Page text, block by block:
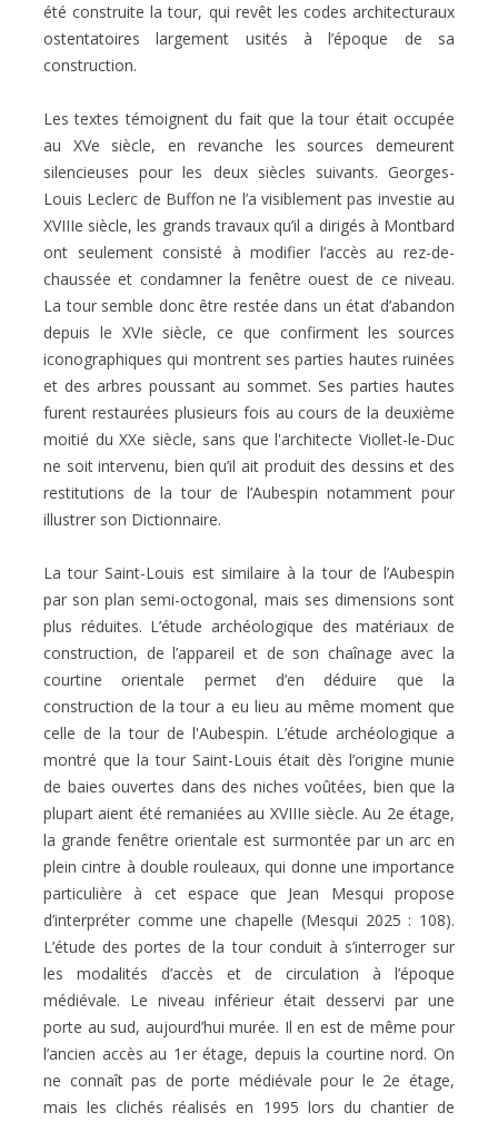
été construite la tour, qui revêt les codes architecturaux
ostentatoires largement usités à l’époque de sa
construction.
Les textes témoignent du fait que la tour était occupée
au XVe siècle, en revanche les sources demeurent
silencieuses pour les deux siècles suivants. Georges-
Louis Leclerc de Buffon ne l’a visiblement pas investie au
XVIIIe siècle, les grands travaux qu’il a dirigés à Montbard
ont seulement consisté à modifier l’accès au rez-de-
chaussée et condamner la fenêtre ouest de ce niveau.
La tour semble donc être restée dans un état d’abandon
depuis le XVIe siècle, ce que confirment les sources
iconographiques qui montrent ses parties hautes ruinées
et des arbres poussant au sommet. Ses parties hautes
furent restaurées plusieurs fois au cours de la deuxième
moitié du XXe siècle, sans que l'architecte Viollet-le-Duc
ne soit intervenu, bien qu’il ait produit des dessins et des
restitutions de la tour de l’Aubespin notamment pour
illustrer son Dictionnaire.
La tour Saint-Louis est similaire à la tour de l’Aubespin
par son plan semi-octogonal, mais ses dimensions sont
plus réduites. L’étude archéologique des matériaux de
construction, de l’appareil et de son chaînage avec la
courtine orientale permet d’en déduire que la
construction de la tour a eu lieu au même moment que
celle de la tour de l'Aubespin. L’étude archéologique a
montré que la tour Saint-Louis était dès l’origine munie
de baies ouvertes dans des niches voûtées, bien que la
plupart aient été remaniées au XVIIIe siècle. Au 2e étage,
la grande fenêtre orientale est surmontée par un arc en
plein cintre à double rouleaux, qui donne une importance
particulière à cet espace que Jean Mesqui propose
d’interpréter comme une chapelle (Mesqui 2025 : 108).
L’étude des portes de la tour conduit à s’interroger sur
les modalités d’accès et de circulation à l’époque
médiévale. Le niveau inférieur était desservi par une
porte au sud, aujourd’hui murée. Il en est de même pour
l’ancien accès au 1er étage, depuis la courtine nord. On
ne connaît pas de porte médiévale pour le 2e étage,
mais les clichés réalisés en 1995 lors du chantier de